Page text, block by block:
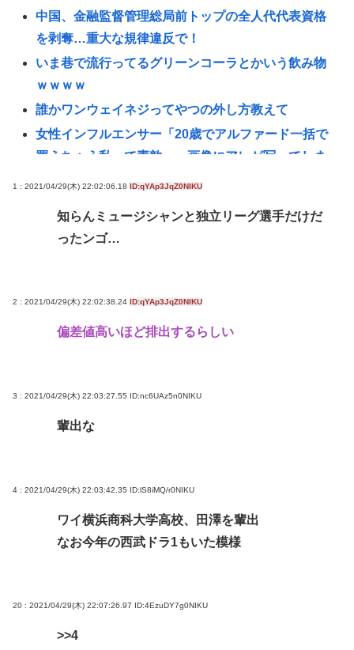
中国、金融監督管理総局前トップの全人代代表資格
を剥奪…重大な規律違反で！
いま巷で流行ってるグリーンコーラとかいう飲み物
ｗｗｗｗ
誰かワンウェイネジってやつの外し方教えて
女性インフルエンサー「20歳でアルファード一括で
買えちゃう私って素敵」→画像にアレが写ってしま
www
誰でもできる仕事してるやつって死にたくならん
林家パー子、認知症が進行「一人で外出られない」
1 : 2021/04/29(木) 22:02:06.18 ID:qYAp3JqZ0NIKU
知らんミュージシャンと独立リーグ選手だけだ
ったンゴ…
2 : 2021/04/29(木) 22:02:38.24 ID:qYAp3JqZ0NIKU
偏差値高いほど排出するらしい
3 : 2021/04/29(木) 22:03:27.55 ID:nc6UAz5n0NIKU
輩出な
4 : 2021/04/29(木) 22:03:42.35 ID:lS8iMQ/r0NIKU
ワイ横浜商科大学高校、田澤を輩出
なお今年の西武ドラ1もいた模様
20 : 2021/04/29(木) 22:07:26.97 ID:4EzuDY7g0NIKU
>>4